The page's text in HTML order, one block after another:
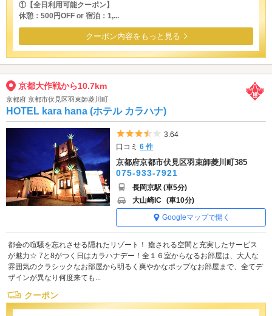
①【全日利用可能クーポン】
休憩：500円OFF or 宿泊：1,...
クーポン内容をもっと見る
京都大作戦から10.7km
京都府 京都市伏見区羽束師菱川町
HOTEL kara hana (ホテル カラハナ)
5つ星のうち3.5
3.64
口コミ6 件
京都府京都市伏見区羽束師菱川町385
075-933-7921
長岡京駅 (車5分)
大山崎IC (車10分)
Googleマップで開く
都会の喧騒を忘れさせる隠れたリゾート！ 癒される空間と充実したサービス
が魅力☆ 7と8がつく日はカラハナデー！全１６室からなるお部屋は、大人な
雰囲気のクラシックなお部屋から明るく爽やかなポップなお部屋まで、全てデ
ザインが異なり何度来ても...
クーポン